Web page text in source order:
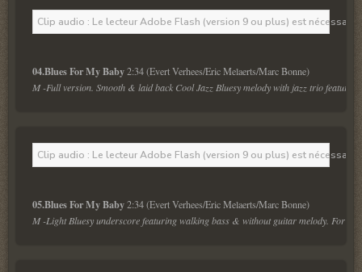
Clip audio : Le lecteur Adobe Flash (version 9 ou plus) est
04.Blues For My Baby
2:34 (Evert Verhees/Eric Melaerts/Marc Bonne)
M -Full version. Smooth & laid back Cool Jazz Bluesy melody with jazz trio
Clip audio : Le lecteur Adobe Flash (version 9 ou plus) est
05.Blues For My Baby
2:34 (Evert Verhees/Eric Melaerts/Marc Bonne)
M -Light Bluesy underscore featuring walking bass & without guitar melody. For